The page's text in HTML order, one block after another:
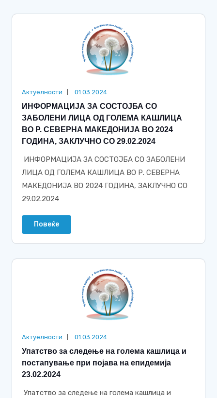
Актуелности 01.03.2024
ИНФОРМАЦИЈА ЗА СОСТОЈБА СО
ЗАБОЛЕНИ ЛИЦА ОД ГОЛЕМА КАШЛИЦА
ВО Р. СЕВЕРНА МАКЕДОНИЈА ВО 2024
ГОДИНА, ЗАКЛУЧНО СО 29.02.2024
ИНФОРМАЦИЈА ЗА СОСТОЈБА СО ЗАБОЛЕНИ
ЛИЦА ОД ГОЛЕМА КАШЛИЦА ВО Р. СЕВЕРНА
МАКЕДОНИЈА ВО 2024 ГОДИНА, ЗАКЛУЧНО СО
29.02.2024
Повеќе
Актуелности 01.03.2024
Упатство за следење на голема кашлица и
постапување при појава на епидемија
23.02.2024
Упатство за следење на голема кашлица и